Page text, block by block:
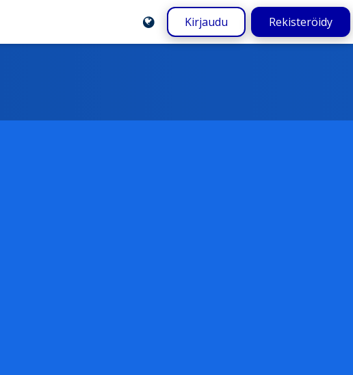
Kirjaudu Rekisteröidy